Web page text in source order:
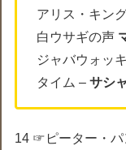
アリス・キン
白ウサギの声
ジャバウォッ
タイム –サシ
14 ☞ピーター・パ